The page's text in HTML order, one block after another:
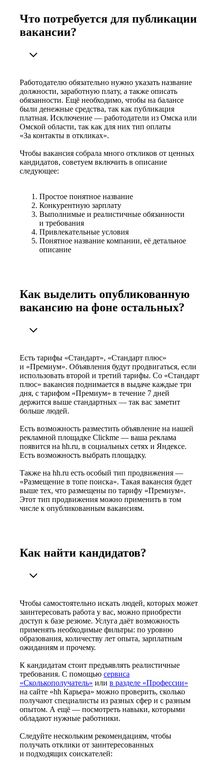
Что потребуется для публикации
вакансии?
Работодателю обязательно нужно указать название
должности, заработную плату, а также описать
обязанности. Ещё необходимо, чтобы на балансе
были денежные средства, так как публикация
платная. Исключение — работодатели из Омска или
Омской области, так как для них тип оплаты
«За контакты в откликах».
Чтобы вакансия собрала много откликов от ценных
кандидатов, советуем включить в описание
следующее:
Простое понятное название
Конкурентную зарплату
Выполнимые и реалистичные обязанности
и требования
Привлекательные условия
Понятное название компании, её детальное
описание
Как выделить опубликованную
вакансию на фоне остальных?
Есть тарифы «Стандарт», «Стандарт плюс»
и «Премиум». Объявления будут продвигаться, если
использовать второй и третий тарифы. Со «Стандарт
плюс» вакансия поднимается в выдаче каждые три
дня, с тарифом «Премиум» в течение 7 дней
держится выше стандартных — так вас заметит
больше людей.
Есть возможность разместить объявление на нашей
рекламной площадке Clickme — ваша реклама
появится на hh.ru, в социальных сетях и Яндексе.
Есть возможность выбрать площадку.
Также на hh.ru есть особый тип продвижения —
«Размещение в топе поиска». Такая вакансия будет
выше тех, что размещены по тарифу «Премиум».
Этот тип продвижения можно применить в том
числе к опубликованным вакансиям.
Как найти кандидатов?
Чтобы самостоятельно искать людей, которых может
заинтересовать работа у вас, можно приобрести
доступ к базе резюме. Услуга даёт возможность
применять необходимые фильтры: по уровню
образования, количеству лет опыта, зарплатным
ожиданиям и прочему.
К кандидатам стоит предъявлять реалистичные
требования. С помощью сервиса
«Сколькополучатель» или в разделе «Профессии»
на сайте «hh Карьера» можно проверить, сколько
получают специалисты из разных сфер и с разным
опытом. А ещё — посмотреть навыки, которыми
обладают нужные работники.
Следуйте нескольким рекомендациям, чтобы
получать отклики от заинтересованных
и подходящих соискателей: